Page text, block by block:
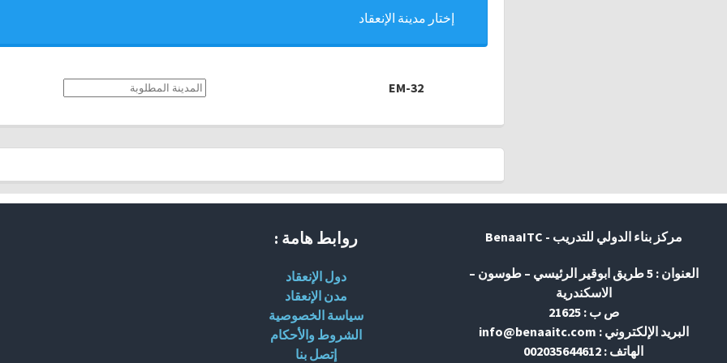
إختار مدينة الإنعقاد
EM-32
مركز بناء الدولي للتدريب - BenaaITC
العنوان : 5 طريق ابوقير الرئيسي – طوسون –
الاسكندرية
ص ب : 21625
البريد الإلكتروني : info@benaaitc.com
الهاتف : 002035644612
روابط هامة :
دول الإنعقاد
مدن الإنعقاد
سياسة الخصوصية
الشروط والأحكام
إتصل بنا